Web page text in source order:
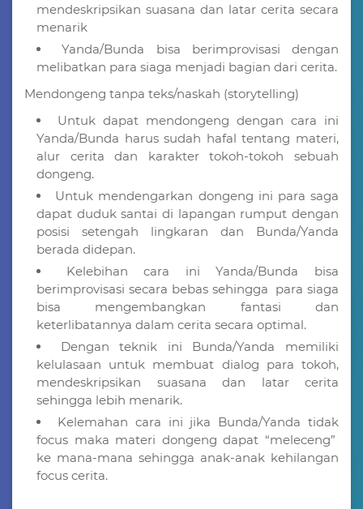
mendeskripsikan suasana dan latar cerita secara
menarik
Yanda/Bunda bisa berimprovisasi dengan
melibatkan para siaga menjadi bagian dari cerita.
Mendongeng tanpa teks/naskah (storytelling)
Untuk dapat mendongeng dengan cara ini
Yanda/Bunda harus sudah hafal tentang materi,
alur cerita dan karakter tokoh-tokoh sebuah
dongeng.
Untuk mendengarkan dongeng ini para saga
dapat duduk santai di lapangan rumput dengan
posisi setengah lingkaran dan Bunda/Yanda
berada didepan.
Kelebihan cara ini Yanda/Bunda bisa
berimprovisasi secara bebas sehingga para siaga
bisa mengembangkan fantasi dan
keterlibatannya dalam cerita secara optimal.
Dengan teknik ini Bunda/Yanda memiliki
kelulasaan untuk membuat dialog para tokoh,
mendeskripsikan suasana dan latar cerita
sehingga lebih menarik.
Kelemahan cara ini jika Bunda/Yanda tidak
focus maka materi dongeng dapat “meleceng”
ke mana-mana sehingga anak-anak kehilangan
focus cerita.